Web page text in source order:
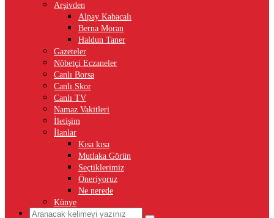
Arşivden
Alpay Kabacalı
Berna Moran
Haldun Taner
Gazeteler
Nöbetçi Eczaneler
Canlı Borsa
Canlı Skor
Canlı TV
Namaz Vakitleri
İletişim
İlanlar
Kısa kısa
Mutlaka Görün
Seçtiklerimiz
Öneriyoruz
Ne nerede
Künye